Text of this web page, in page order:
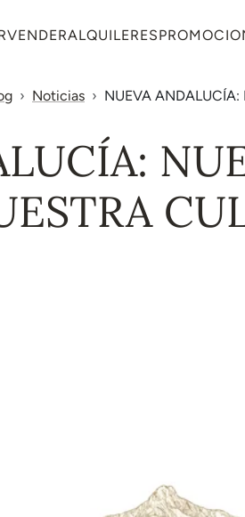
VENDERALQUILERES
Noticias NUEVA ANDALUCÍA: